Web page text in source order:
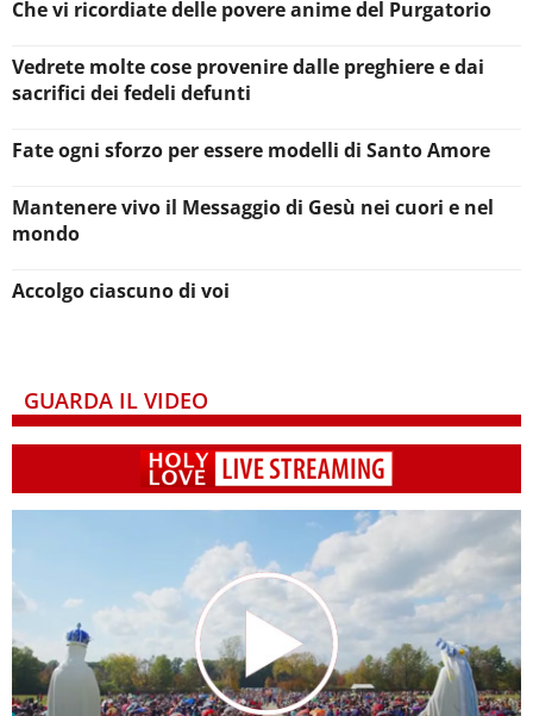
Che vi ricordiate delle povere anime del Purgatorio
Vedrete molte cose provenire dalle preghiere e dai
sacrifici dei fedeli defunti
Fate ogni sforzo per essere modelli di Santo Amore
Mantenere vivo il Messaggio di Gesù nei cuori e nel
mondo
Accolgo ciascuno di voi
GUARDA IL VIDEO